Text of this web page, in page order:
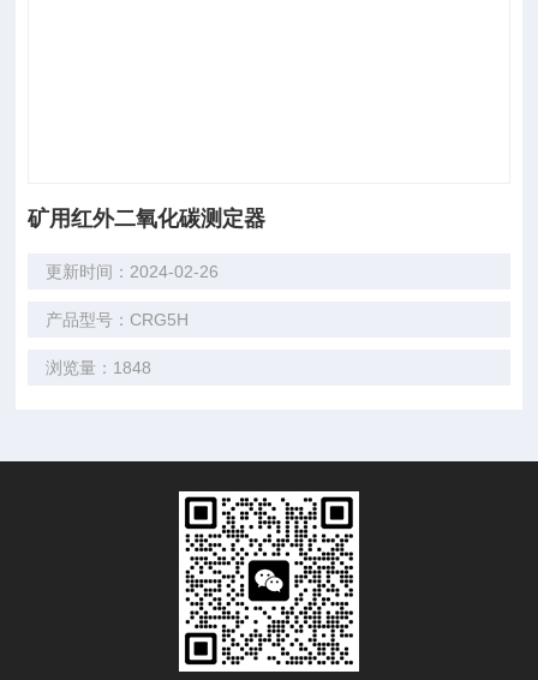
矿用红外二氧化碳测定器
更新时间：2024-02-26
产品型号：CRG5H
浏览量：1848